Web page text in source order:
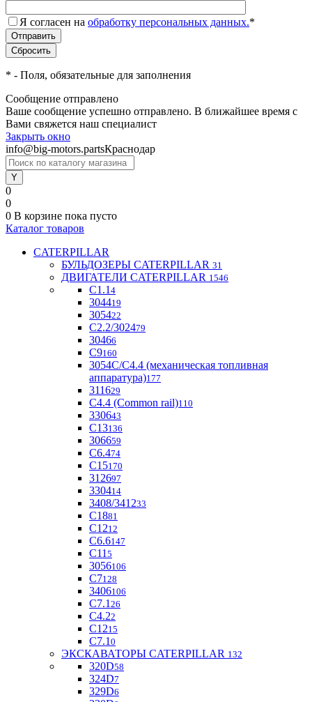
Я согласен на обработку персональных данных.*
* - Поля, обязательные для заполнения
Сообщение отправлено
Ваше сообщение успешно отправлено. В ближайшее время с
Вами свяжется наш специалист
Закрыть окно
info@big-motors.partsКраснодар
0
0
0 В корзине пока пусто
Каталог товаров
CATERPILLAR
БУЛЬДОЗЕРЫ CATERPILLAR 31
ДВИГАТЕЛИ CATERPILLAR 1546
C1.1 4
304419
305422
С2.2/302479
30466
С9160
3054С/С4.4 (механическая топливная
аппаратура)177
311629
С4.4 (Common rail)110
330643
С13136
306659
С6.474
С15170
312697
330414
3408/341233
С1881
C1212
С6.6147
C11 5
3056106
С7128
3406106
C7.1 26
C4.22
С1215
С7.1 0
ЭКСКАВАТОРЫ CATERPILLAR 132
320D58
324D7
329D6